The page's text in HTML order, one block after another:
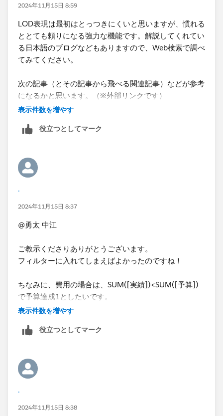
今回だとINCLUDEまたはFIXEDを使用して計算すること
ができ、例えば次のように地域ごとに予算比を計算する
式を作成します。売上か費用かで評価の向きが異なりま
すので、それはIIFのところで符号を反転させて評価し
ます。返ってくる結果は数値で、ゼロ以上であれば予算
これでビュー上に地域のディメンションがなくても地域
ごとの予算達成状況が分かりますので、あとはゼロ以上
の地域の数を数えてテキスト表示します。
2024年11月15日 8:59
LOD表現は最初はとっつきにくいと思いますが、慣れる
ととても頼りになる強力な機能です。解説してくれてい
る日本語のブログなどもありますので、Web検索で調べ
てみてください。
次の記事（とその記事から飛べる関連記事）などが参考
になるかと思います。（※外部リンクです）
Tableau 8つのハードルを越える㉜「LOD計算 その
また余談ですが、真偽値を数値に​変えたいときはINT関
数を掛けると真（TRUE）は1に、偽（FALSE）は0にな
ります。
表示件数を増やす
役立つとしてマーク
.
2024年11月15日 8:37
@勇太 中江
ご教示くださりありがとうございます。
フィルターに入れてしまえばよかったのですね！
ちなみに、費用の場合は、SUM([実績])<SUM([予算])
で予算達成1としたいです。
Saitoさんの式を参考に作成したところ、真偽判定の式
SUM([実績])>=SUM([予算]),
SUM([実績])<=SUM([予算]))
後学のために、1,0を返す式（AND？）にするにはどう
すればよいかご教示いただけますと幸いです。
表示件数を増やす
役立つとしてマーク
.
2024年11月15日 8:38